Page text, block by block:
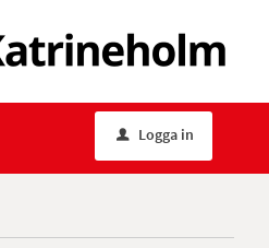
u Logga in